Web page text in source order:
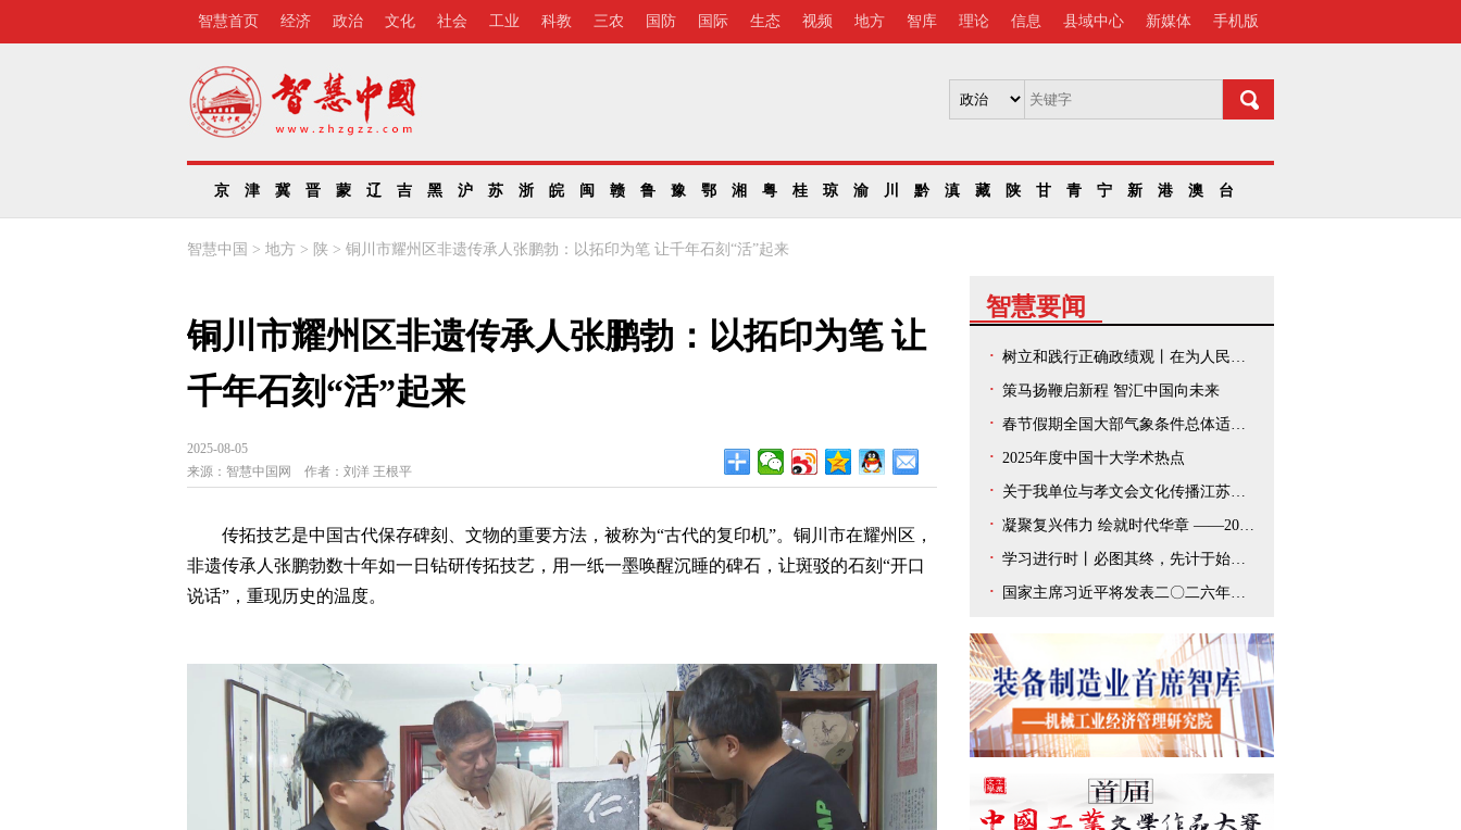
智慧首页 经济 政治 文化 社会 工业 科教 三农 国防 国际 生态 视频 地方 智库 理论 信息 县域中心 新媒体 手机版
京 津 冀 晋 蒙 辽 吉 黑 沪 苏 浙 皖 闽 赣 鲁 豫 鄂 湘 粤 桂 琼 渝 川 黔 滇 藏 陕 甘 青 宁 新 港 澳 台
智慧中国 > 地方 > 陕 > 铜川市耀州区非遗传承人张鹏勃：以拓印为笔 让千年石刻“活”起来
铜川市耀州区非遗传承人张鹏勃：以拓印为笔 让
千年石刻“活”起来
2025-08-05
来源： 智慧中国网 作者： 刘洋 王根平
​传拓技艺是中国古代保存碑刻、文物的重要方法，被称为“古代的复印机”。铜川市在耀州区，
非遗传承人张鹏勃数十年如一日钻研传拓技艺，用一纸一墨唤醒沉睡的碑石，让斑驳的石刻“开口
说话”，重现历史的温度。
智慧要闻
树立和践行正确政绩观丨在为人民出政绩、以实干出政绩上走在前、作示范——中央和国家机关、人民团体扎实开展树立和践行正确政绩观学习教育
策马扬鞭启新程 智汇中国向未来
春节假期全国大部气象条件总体适宜出游
2025年度中国十大学术热点
关于我单位与孝文会文化传播江苏有限公司解除合作协议的声明
凝聚复兴伟力 绘就时代华章 ——2025年宣传思想文化事业开创新局面
学习进行时丨必图其终，先计于始——总书记新年贺词给我们以深刻启迪
国家主席习近平将发表二〇二六年新年贺词